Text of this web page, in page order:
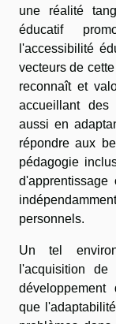
une réalité
éducatif
l'accessibilité
vecteurs de
reconnaît et
accueillant
aussi en
répondre aux
pédagogie
d'apprentissage
personnels.
Un tel
l'acquisition de
développement
que